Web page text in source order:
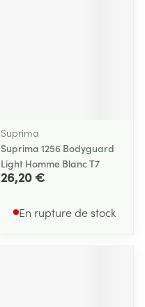
Suprima
Suprima 1256 Bodyguard
Light Homme Blanc T7
26,20 €
En rupture de stock